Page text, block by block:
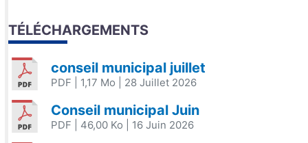
TÉLÉCHARGEMENTS
conseil municipal juillet
PDF | 1,17 Mo | 28 Juillet 2026
Conseil municipal Juin
PDF | 46,00 Ko | 16 Juin 2026